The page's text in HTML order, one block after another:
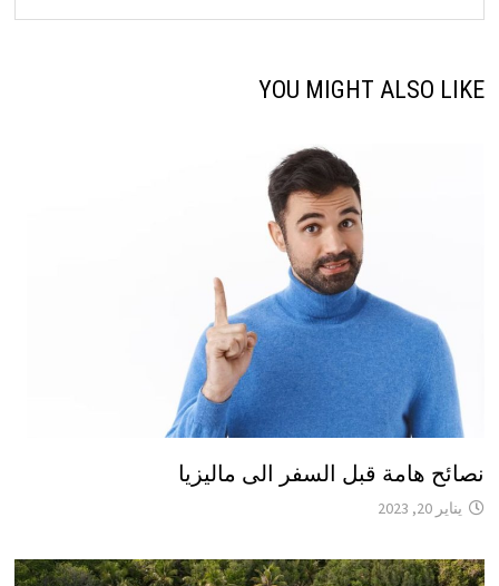
YOU MIGHT ALSO LIKE
نصائح هامة قبل السفر الى ماليزيا
يناير 20, 2023